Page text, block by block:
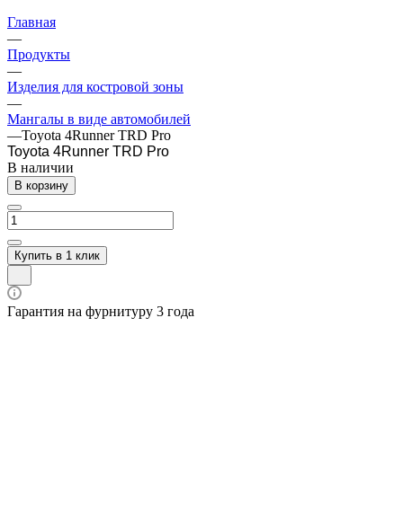
Главная
—
Продукты
—
Изделия для костровой зоны
—
Мангалы в виде автомобилей
—Toyota 4Runner TRD Pro
Toyota 4Runner TRD Pro
В наличии
В корзину
Купить в 1 клик
Гарантия на фурнитуру 3 года